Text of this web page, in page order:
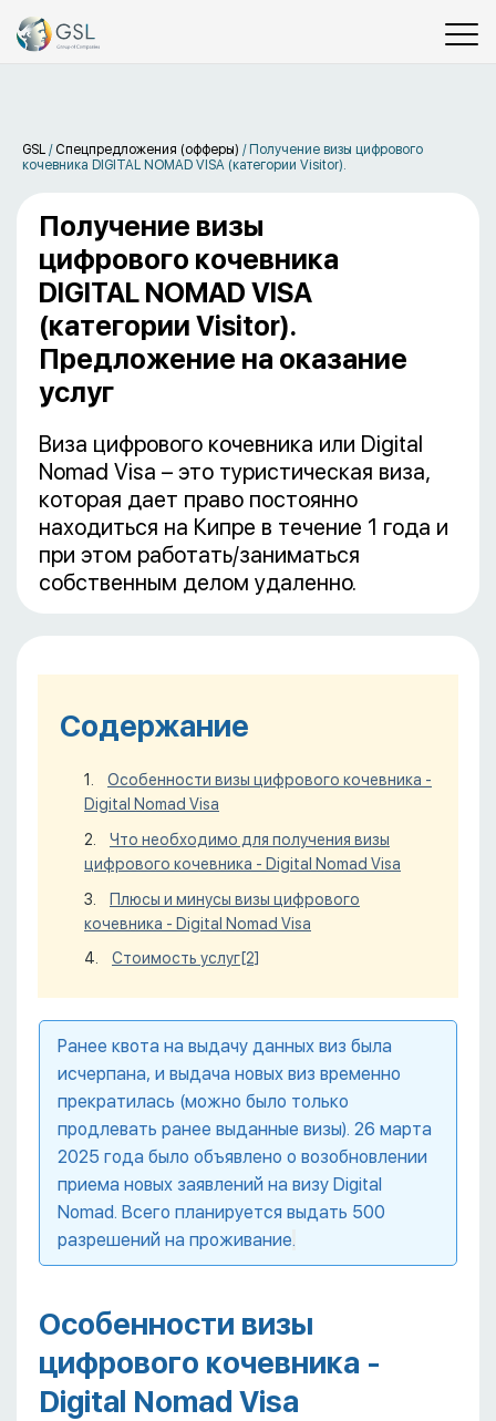
GSL / Спецпредложения (офферы) / Получение визы цифрового
кочевника DIGITAL NOMAD VISA (категории Visitor).
Получение визы
цифрового кочевника
DIGITAL NOMAD VISA
(категории Visitor).
Предложение на оказание
услуг
Виза цифрового кочевника или Digital
Nomad Visa – это туристическая виза,
которая дает право постоянно
находиться на Кипре в течение 1 года и
при этом работать/заниматься
собственным делом удаленно.
Содержание
Особенности визы цифрового кочевника -
Digital Nomad Visa
Что необходимо для получения визы
цифрового кочевника - Digital Nomad Visa
Плюсы и минусы визы цифрового
кочевника - Digital Nomad Visa
Стоимость услуг[2]
Ранее квота на выдачу данных виз была
исчерпана, и выдача новых виз временно
прекратилась (можно было только
продлевать ранее выданные визы). 26 марта
2025 года было объявлено о возобновлении
приема новых заявлений на визу Digital
Nomad. Всего планируется выдать 500
разрешений на проживание.
Особенности визы
цифрового кочевника -
Digital Nomad Visa